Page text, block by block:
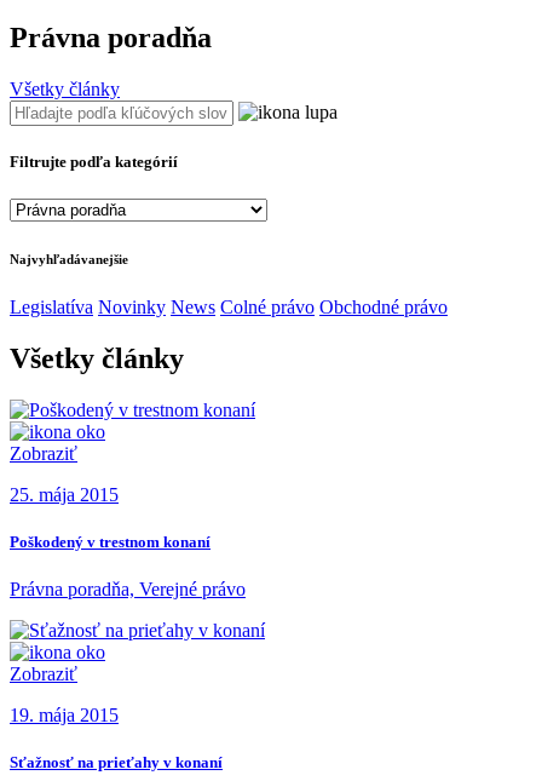
Právna poradňa
Všetky články
Filtrujte podľa kategórií
Najvyhľadávanejšie
Legislatíva Novinky News Colné právo Obchodné právo
Všetky články
Zobraziť
25. mája 2015
Poškodený v trestnom konaní
Právna poradňa, Verejné právo
Zobraziť
19. mája 2015
Sťažnosť na prieťahy v konaní